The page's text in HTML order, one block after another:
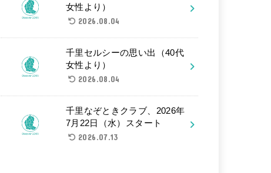
女性より）
2026.08.04
千里セルシーの思い出（40代
女性より）
2026.08.04
千里なぞときクラブ、2026年
7月22日（水）スタート
2026.07.13